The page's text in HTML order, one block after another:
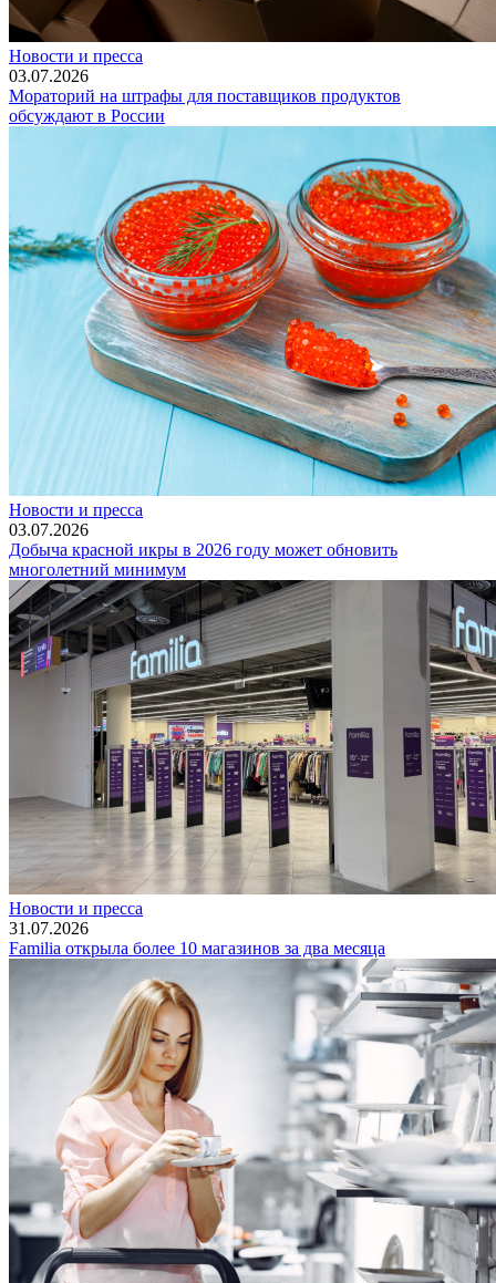
Новости и пресса
03.07.2026
Мораторий на штрафы для поставщиков продуктов
обсуждают в России
Новости и пресса
03.07.2026
Добыча красной икры в 2026 году может обновить
многолетний минимум
Новости и пресса
31.07.2026
Familia открыла более 10 магазинов за два месяца